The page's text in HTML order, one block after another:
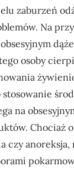
zaburzeń
Na
osoby
na
Chociaż
czy